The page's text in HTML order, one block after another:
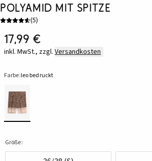
Polyamid mit Spitze
(5)
17,99 €
inkl. MwSt., zzgl. Versandkosten
Farbe:leo bedruckt
Größe: